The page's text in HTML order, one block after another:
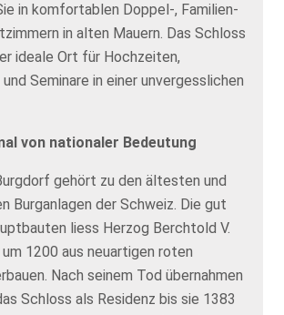
in komfortablen Doppel-, Familien-
in alten Mauern. Das Schloss
ideale Ort für Hochzeiten,
Seminare in einer unvergesslichen
von nationaler Bedeutung
gehört zu den ältesten und
Burganlagen der Schweiz. Die gut
liess Herzog Berchtold V.
1200 aus neuartigen roten
Nach seinem Tod übernahmen
Schloss als Residenz bis sie 1383